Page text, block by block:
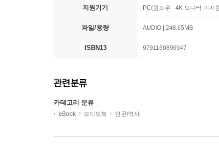
지원기기 PC(윈도우 - 4K 모니터 미지
파일/용량 AUDIO | 248.65MB
ISBN13 9791160896947
관련분류
카테고리 분류
eBook 오디오북 인문/역사